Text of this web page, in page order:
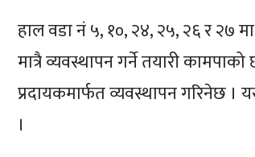
हाल वडा नं ५, १०, २४, २५, २६ र २७
मात्रै व्यवस्थापन गर्ने तयारी
प्रदायकमार्फत व्यवस्थापन गरिनेछ ।
।